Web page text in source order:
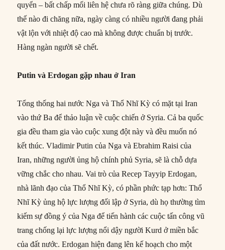
quyển – bất chấp mối liên hệ chưa rõ ràng giữa chúng. Dù
thế nào đi chăng nữa, ngày càng có nhiều người đang phải
vật lộn với nhiệt độ cao mà không được chuẩn bị trước.
Hàng ngàn người sẽ chết.
Putin và Erdogan gặp nhau ở Iran
Tổng thống hai nước Nga và Thổ Nhĩ Kỳ có mặt tại Iran
vào thứ Ba để thảo luận về cuộc chiến ở Syria. Cả ba quốc
gia đều tham gia vào cuộc xung đột này và đều muốn nó
kết thúc. Vladimir Putin của Nga và Ebrahim Raisi của
Iran, những người ủng hộ chính phủ Syria, sẽ là chỗ dựa
vững chắc cho nhau. Vai trò của Recep Tayyip Erdogan,
nhà lãnh đạo của Thổ Nhĩ Kỳ, có phần phức tạp hơn: Thổ
Nhĩ Kỳ ủng hộ lực lượng đối lập ở Syria, dù họ thường tìm
kiếm sự đồng ý của Nga để tiến hành các cuộc tấn công vũ
trang chống lại lực lượng nổi dậy người Kurd ở miền bắc
của đất nước. Erdogan hiện đang lên kế hoạch cho một